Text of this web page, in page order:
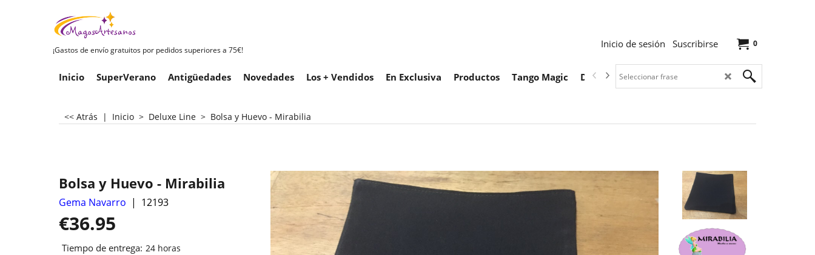
¡Gastos de envío gratuitos por pedidos superiores a 75€!
0
Inicio de sesión Suscribirse
Inicio SuperVerano Antigüedades Novedades Los + Vendidos En Exclusiva Productos Tango Magic Descargas
<< Atrás | Inicio > Deluxe Line > Bolsa y Huevo - Mirabilia
Bolsa y Huevo - Mirabilia
Gema Navarro 12193
€36.95
Tiempo de entrega: 24 horas